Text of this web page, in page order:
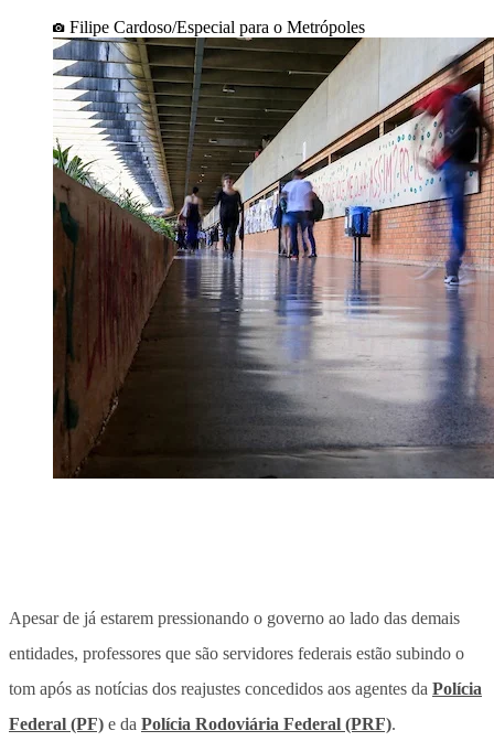
Filipe Cardoso/Especial para o Metrópoles
Apesar de já estarem pressionando o governo ao lado das demais
entidades, professores que são servidores federais estão subindo o
tom após as notícias dos reajustes concedidos aos agentes da Polícia
Federal (PF) e da Polícia Rodoviária Federal (PRF).